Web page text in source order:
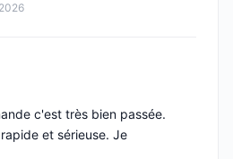
c'est très bien passée.
et sérieuse. Je